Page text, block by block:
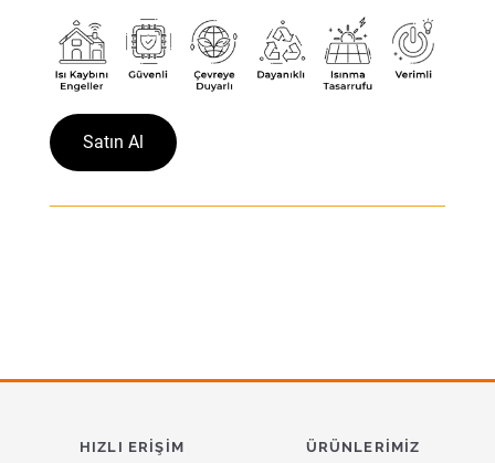
Satın Al
HIZLI ERIŞIM ÜRÜNLERIMIZ